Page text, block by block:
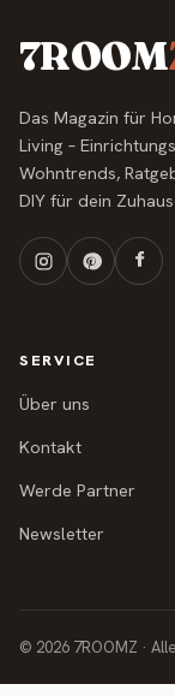
7ROOM
Das Magazin für
Living –
Wohntrends,
DIY für dein
SERVICE
Über uns
Kontakt
Werde Partner
Newsletter
© 2026 7ROOMZ ·